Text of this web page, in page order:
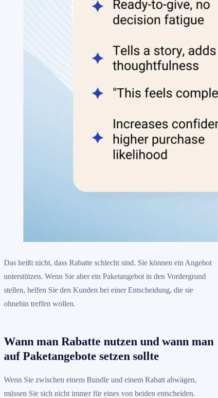
Das heißt nicht, dass Rabatte schlecht sind. Sie können ein Angebot
unterstützen. Wenn Sie aber ein Paketangebot in den Vordergrund
stellen, helfen Sie den Kunden bei einer Entscheidung, die sie
ohnehin treffen wollen.
Wann man Rabatte nutzen und wann man
auf Paketangebote setzen sollte
Wenn Sie zwischen einem Bundle und einem Rabatt abwägen,
müssen Sie sich nicht immer für eines von beiden entscheiden.